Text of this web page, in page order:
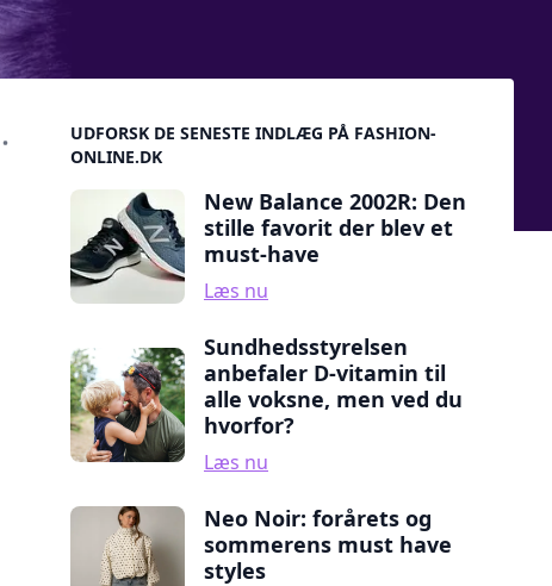
Sidebar
UDFORSK DE SENESTE INDLÆG PÅ FASHION-
ONLINE.DK
New Balance 2002R: Den
stille favorit der blev et
must-have
Læs nu
Sundhedsstyrelsen
anbefaler D-vitamin til
alle voksne, men ved du
hvorfor?
Læs nu
Neo Noir: forårets og
sommerens must have
styles